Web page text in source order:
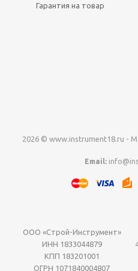
Гарантия на товар
2026 © www.instrument18.ru -
Email:
ООО «Строй-Инструмент»
ИНН 1833044879
КПП 183201001
ОГРН 1071840004807